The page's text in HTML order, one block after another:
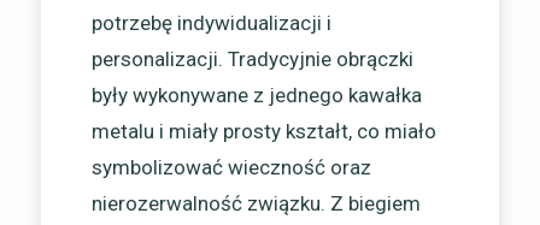
potrzebę indywidualizacji i
personalizacji. Tradycyjnie obrączki
były wykonywane z jednego kawałka
metalu i miały prosty kształt, co miało
symbolizować wieczność oraz
nierozerwalność związku. Z biegiem